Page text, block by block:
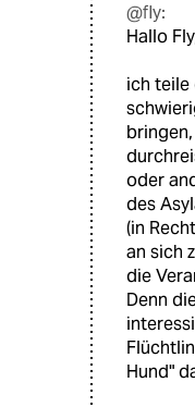
@fly:
Hallo
ich teile
oder
des
(in
an sich
die
Denn
Hund"